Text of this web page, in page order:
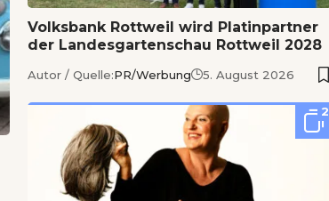
Volksbank Rottweil wird Platinpartner
der Landesgartenschau Rottweil 2028
Autor / Quelle:PR/Werbung 5. August 2026
2